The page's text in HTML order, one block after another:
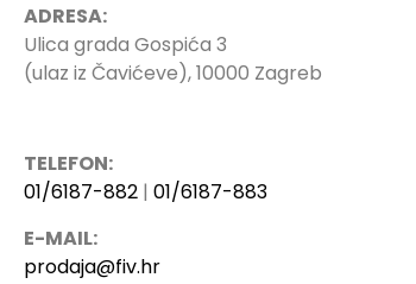
ADRESA:
Ulica grada Gospića 3
(ulaz iz Čavićeve), 10000 Zagreb
TELEFON:
01/6187-882 | 01/6187-883
E-MAIL:
prodaja@fiv.hr